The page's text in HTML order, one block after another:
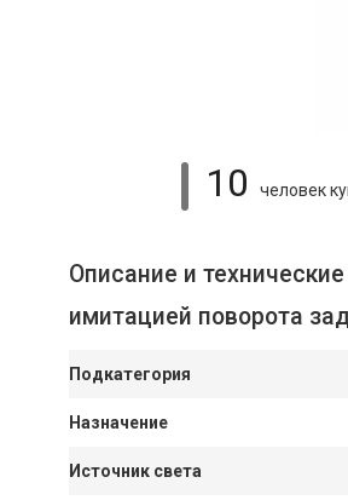
10 человек
Описание и
имитацией поворота
Подкатегория
Назначение
Источник света